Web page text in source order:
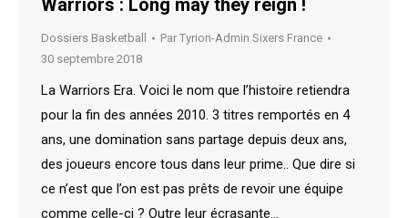
Warriors : Long may they reign !
Dossiers Basketball Par Tyrion-Admin Sixers France
30 septembre 2018
La Warriors Era. Voici le nom que l’histoire retiendra
pour la fin des années 2010. 3 titres remportés en 4
ans, une domination sans partage depuis deux ans,
des joueurs encore tous dans leur prime.. Que dire si
ce n’est que l’on est pas prêts de revoir une équipe
comme celle-ci ? Outre leur écrasante…